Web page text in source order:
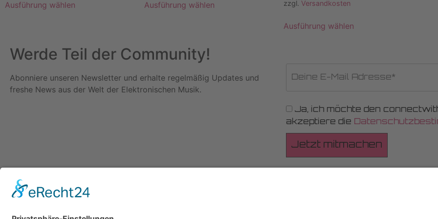
Ausführung wählen Ausführung wählen
zzgl. Versandkosten
Ausführung wählen
Werde Teil der Community!
Abonniere unseren Newsletter und erhalte regelmäßig Updates und
freshe News aus der Welt der Elektronischen Musik.
Ja, ich möchte den
akzeptiere die